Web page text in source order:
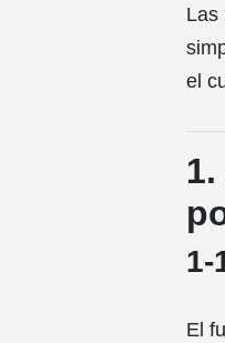
Las
el
1-
El